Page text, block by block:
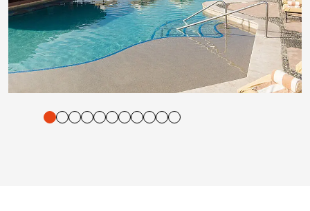
und Vorlesen der Inhalte mit Leertaste oder Tabulator-